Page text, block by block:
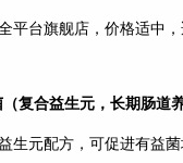
平台旗舰店，价格适中
复合益生元，长期肠道
生元配方，可促进有益